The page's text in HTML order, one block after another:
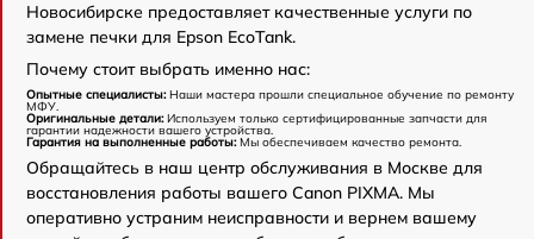
Новосибирске предоставляет качественные услуги по
замене печки для Epson EcoTank.
Почему стоит выбрать именно нас:
Опытные специалисты:Наши мастера прошли специальное обучение по ремонту
МФУ.
Оригинальные детали:Используем только сертифицированные запчасти для
гарантии надежности вашего устройства.
Гарантия на выполненные работы:Мы обеспечиваем качество ремонта.
Обращайтесь в наш центр обслуживания в Москве для
восстановления работы вашего Canon PIXMA. Мы
оперативно устраним неисправности и вернем вашему